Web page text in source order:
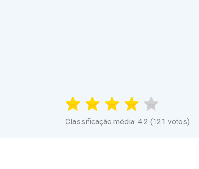
Classificação média: 4.2 (121 votos)